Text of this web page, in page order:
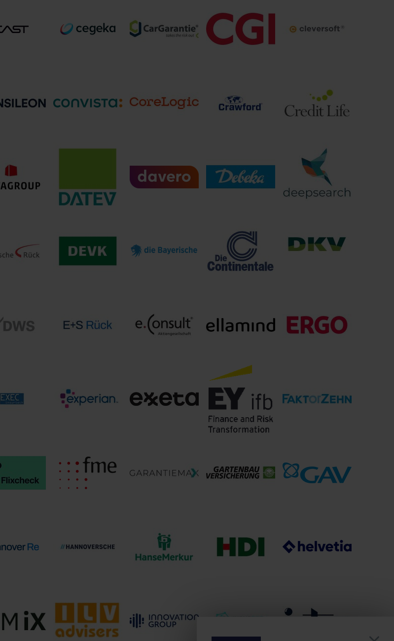
bitside GmbH BROCKHAUS AG
BSI Business
Systems Integration
AG
Buildsimple
GmbH GmbH
CG Car-Garantie
Versicherungs-AG CGI cleversoft group
GmbH
Business
GmbH CoreLogic Company
(Deutschland)
GmbH
Credit Life
Solutions
GmbH
DATEV e.G. davero dialog GmbH Debeka-Gruppe Deepsearch GmbH
AG Versicherungen die Bayerische Die Continentale Krankenversicherung
AG
International
GmbH Rückversicherung
AG
e.Consult AG ellamind GmbH ERGO Group AG
Experian DACH Exxeta AG EY ifb SE Faktor Zehn GmbH
GmbH fme GARANTIEMAX
GmbH
Gartenbau-
Versicherung VVaG
GAV Versicherungs-
AG
Rück SE
Hannoversche
Lebensversicherung
AG
HanseMerkur
Versicherungsgruppe HDI Versicherungen
Helvetia Schweizerische
Versicherungsgesellschaft